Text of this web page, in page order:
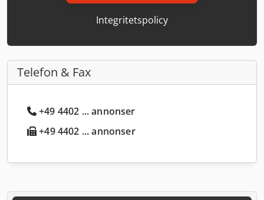
Integritetspolicy
Telefon & Fax
+49 4402 ... annonser
+49 4402 ... annonser